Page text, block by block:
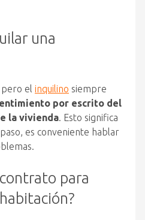
una
pero el inquilino siempre
por escrito del
la vivienda. Esto significa
es conveniente hablar
para